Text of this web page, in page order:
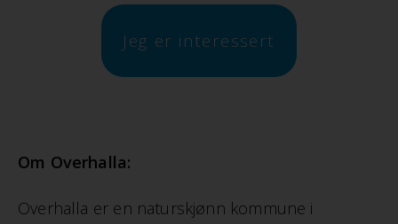
Jeg er interessert
Om Overhalla:
Overhalla er en naturskjønn kommune i